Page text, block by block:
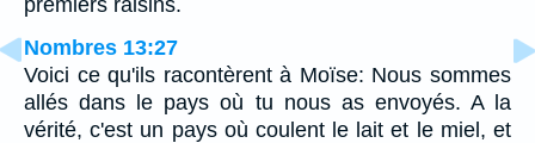
premiers raisins.
Nombres 13:27
Voici ce qu'ils racontèrent à Moïse: Nous sommes
allés dans le pays où tu nous as envoyés. A la
vérité, c'est un pays où coulent le lait et le miel, et